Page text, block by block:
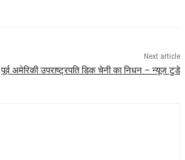
Next article
पूर्व अमेरिकी उपराष्ट्रपति डिक चेनी का निधन – न्यूज टुडे